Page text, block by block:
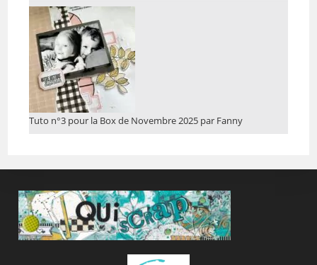
Tuto n°3 pour la Box de Novembre 2025 par Fanny